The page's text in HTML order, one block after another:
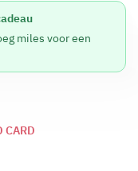
CARD
miles voor een